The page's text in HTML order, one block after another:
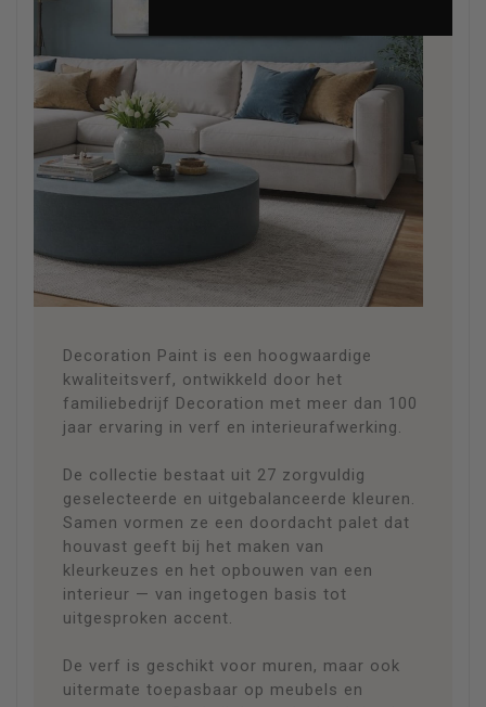
DE
VERF
About the Paint
Decoration Paint is een hoogwaardige
kwaliteitsverf, ontwikkeld door het
familiebedrijf Decoration met meer dan 100
jaar ervaring in verf en interieurafwerking.
De collectie bestaat uit 27 zorgvuldig
geselecteerde en uitgebalanceerde kleuren.
Samen vormen ze een doordacht palet dat
houvast geeft bij het maken van
kleurkeuzes en het opbouwen van een
interieur — van ingetogen basis tot
uitgesproken accent.
De verf is geschikt voor muren, maar ook
uitermate toepasbaar op meubels en